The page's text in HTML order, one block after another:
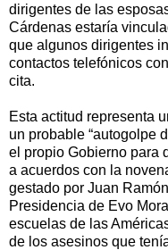
dirigentes de las
Cárdenas estaría
que algunos dirigentes
contactos telefónicos
cita.
Esta actitud representa
un probable “autogolpe
el propio Gobierno para
a acuerdos con la
gestado por Juan
Presidencia de Evo
escuelas de las
de los asesinos que